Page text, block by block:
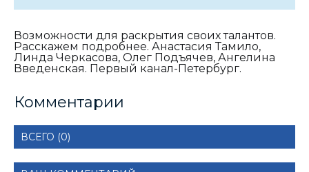
Возможности для раскрытия своих талантов.
Расскажем подробнее. Анастасия Тамило,
Линда Черкасова, Олег Подъячев, Ангелина
Введенская. Первый канал-Петербург.
Комментарии
ВСЕГО (0)